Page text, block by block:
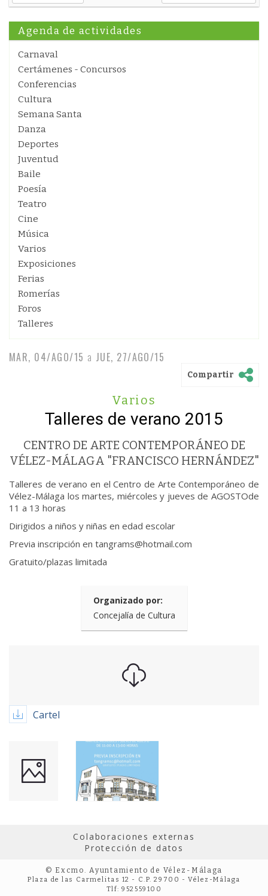
Agenda de actividades
Carnaval
Certámenes - Concursos
Conferencias
Cultura
Semana Santa
Danza
Deportes
Juventud
Baile
Poesía
Teatro
Cine
Música
Varios
Exposiciones
Ferias
Romerías
Foros
Talleres
MAR, 04/AGO/15 a JUE, 27/AGO/15
Compartir
Varios
Talleres de verano 2015
CENTRO DE ARTE CONTEMPORÁNEO DE
VÉLEZ-MÁLAGA "FRANCISCO HERNÁNDEZ"
Talleres de verano en el Centro de Arte Contemporáneo de
Vélez-Málaga los martes, miércoles y jueves de AGOSTOde
11 a 13 horas
Dirigidos a niños y niñas en edad escolar
Previa inscripción en tangrams@hotmail.com
Gratuito/plazas limitada
Organizado por:
Concejalía de Cultura
Cartel
Colaboraciones externas
Protección de datos
© Excmo. Ayuntamiento de Vélez-Málaga
Plaza de las Carmelitas 12 - C.P. 29700 - Vélez-Málaga
Tlf: 952559100